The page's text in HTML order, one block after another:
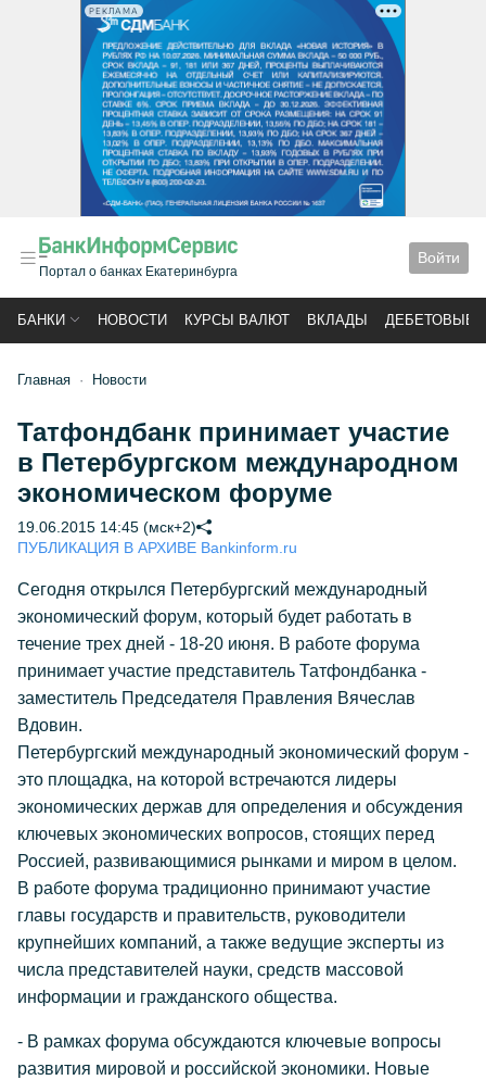
РЕКЛАМА
Портал о банках Екатеринбурга
Войти
БАНКИ НОВОСТИ КУРСЫ ВАЛЮТ ВКЛАДЫ ДЕБЕТОВЫЕ
Главная Новости
Татфондбанк принимает участие
в Петербургском международном
экономическом форуме
19.06.2015 14:45 (мск+2)
ПУБЛИКАЦИЯ В АРХИВЕ Bankinform.ru
Сегодня открылся Петербургский международный
экономический форум, который будет работать в
течение трех дней - 18-20 июня. В работе форума
принимает участие представитель Татфондбанка -
заместитель Председателя Правления Вячеслав
Вдовин.
Петербургский международный экономический форум -
это площадка, на которой встречаются лидеры
экономических держав для определения и обсуждения
ключевых экономических вопросов, стоящих перед
Россией, развивающимися рынками и миром в целом.
В работе форума традиционно принимают участие
главы государств и правительств, руководители
крупнейших компаний, а также ведущие эксперты из
числа представителей науки, средств массовой
информации и гражданского общества.
- В рамках форума обсуждаются ключевые вопросы
развития мировой и российской экономики. Новые